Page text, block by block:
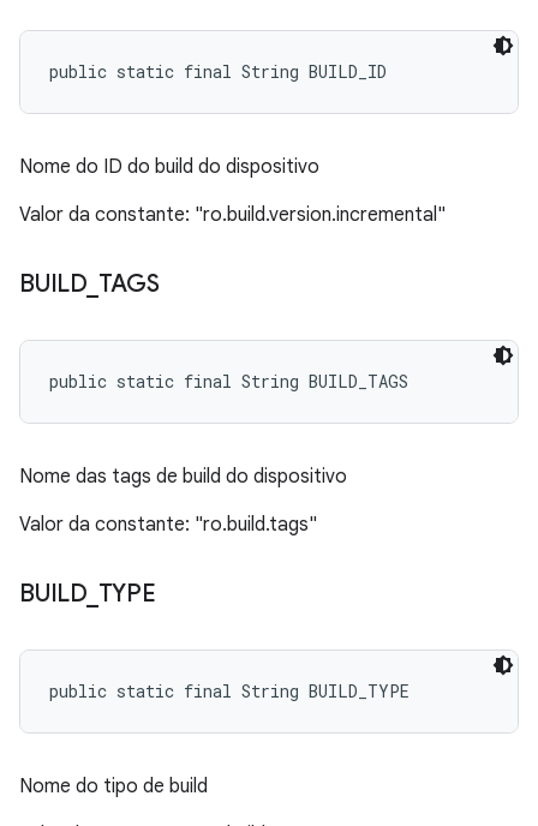
public static final String BUILD_ID
Nome do ID do build do dispositivo
Valor da constante: "ro.build.version.incremental"
BUILD_ TAGS
public static final String BUILD_TAGS
Nome das tags de build do dispositivo
Valor da constante: "ro.build.tags"
BUILD_ TYPE
public static final String BUILD_TYPE
Nome do tipo de build